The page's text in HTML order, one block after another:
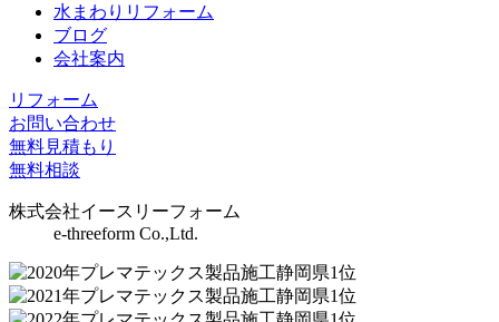
水まわりリフォーム
ブログ
会社案内
リフォーム
お問い合わせ
無料見積もり
無料相談
株式会社イースリーフォーム
e-threeform Co.,Ltd.